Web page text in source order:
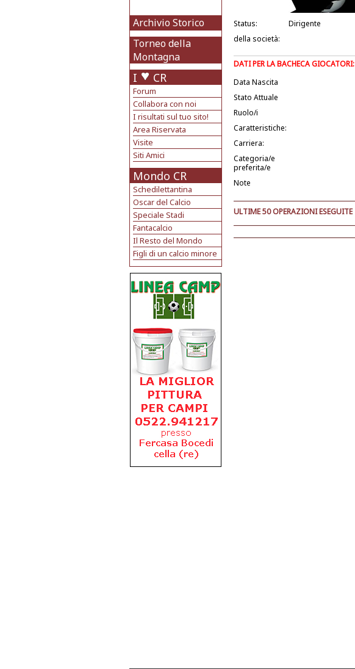
Archivio Storico
Torneo della
Montagna
I CR
Forum
Collabora con noi
I risultati sul tuo sito!
Area Riservata
Visite
Siti Amici
Mondo CR
Schedilettantina
Oscar del Calcio
Speciale Stadi
Fantacalcio
Il Resto del Mondo
Figli di un calcio minore
Status:
Dirigente
della società:
DATI PER LA BACHECA GIOCATORI:
Data Nascita
Stato Attuale
Ruolo/i
Caratteristiche:
Carriera:
Categoria/e
preferita/e
Note
ULTIME 50 OPERAZIONI ESEGUITE